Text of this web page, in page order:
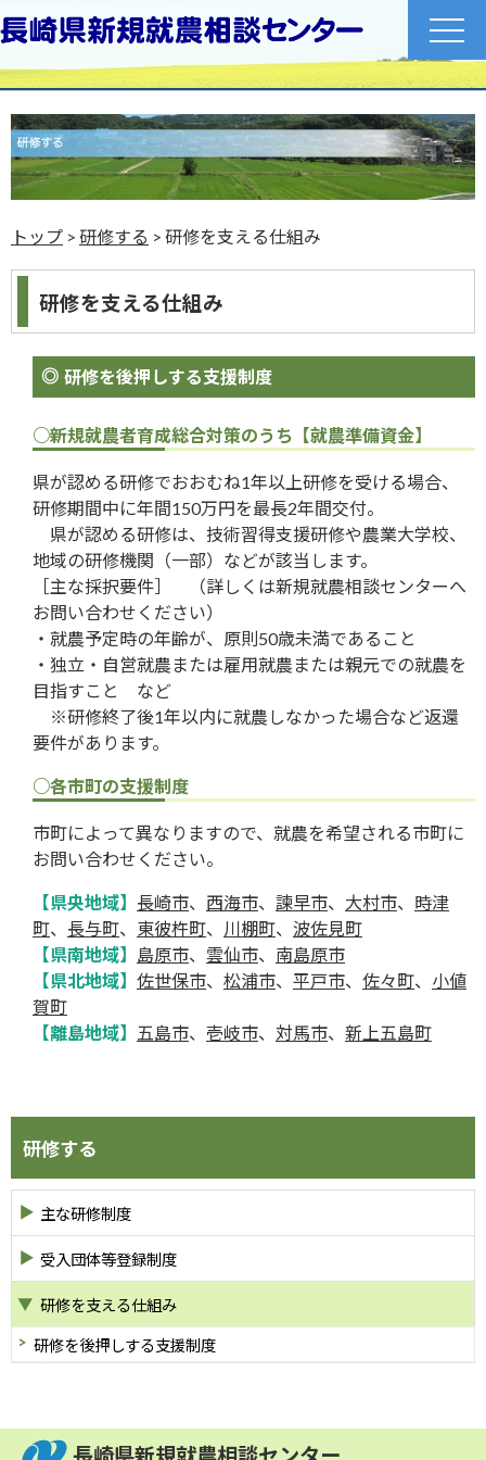
toggle
トップ > 研修する > 研修を支える仕組み
研修を支える仕組み
研修を後押しする支援制度
○新規就農者育成総合対策のうち【就農準備資金】
県が認める研修でおおむね1年以上研修を受ける場合、
研修期間中に年間150万円を最長2年間交付。
県が認める研修は、技術習得支援研修や農業大学校、
地域の研修機関（一部）などが該当します。
［主な採択要件］ （詳しくは新規就農相談センターへ
お問い合わせください）
・就農予定時の年齢が、原則50歳未満であること
・独立・自営就農または雇用就農または親元での就農を
目指すこと など
※研修終了後1年以内に就農しなかった場合など返還
要件があります。
○各市町の支援制度
市町によって異なりますので、就農を希望される市町に
お問い合わせください。
【県央地域】 長崎市、 西海市、 諫早市、 大村市、 時津
町、 長与町、 東彼杵町、 川棚町、 波佐見町
【県南地域】 島原市、 雲仙市、 南島原市
【県北地域】 佐世保市、 松浦市、 平戸市、 佐々町、 小値
賀町
【離島地域】
五島市、 壱岐市、 対馬市、 新上五島町
研修する
主な研修制度
受入団体等登録制度
研修を支える仕組み
研修を後押しする支援制度
長崎県新規就農相談センター